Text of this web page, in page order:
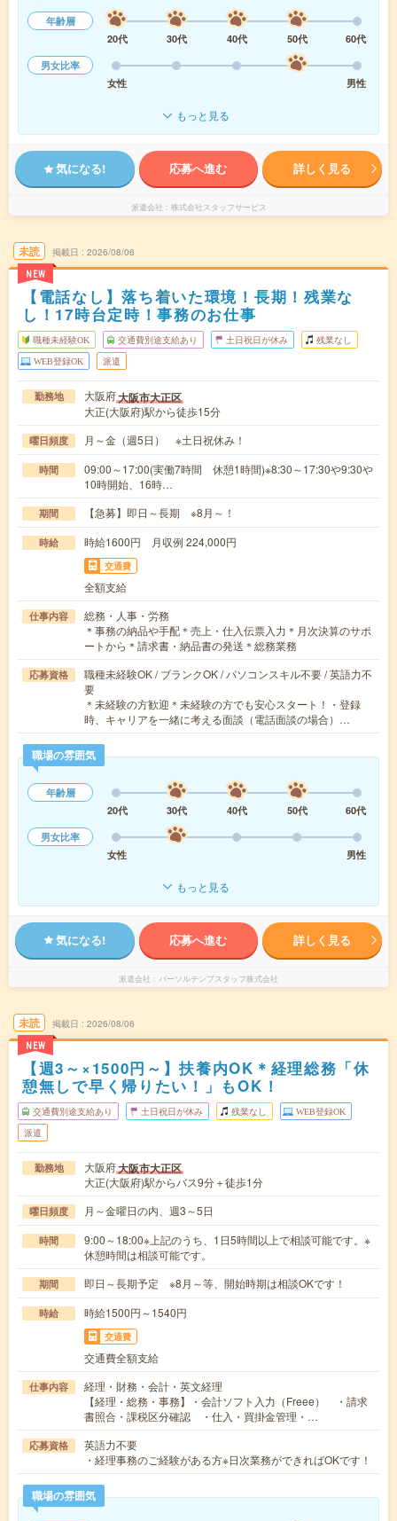
年齢層
20代
30代 40代 50代
60代
男女比率
女性
男性
もっと見る
気になる! 応募へ進む 詳しく見る
派遣会社 株式会社スタッフサービス
未読
NEW
掲載日 2026/08/06
【電話なし】落ち着いた環境！長期！残業な
し！17時台定時！事務のお仕事
職種未経験OK 交通費別途支給あり 土日祝日が休み 残業なし
WEB登録OK 派遣
勤務地 大阪府大阪市大正区
大正(大阪府)駅から徒歩15分
曜日頻度 月～金（週5日） ※土日祝休み！
時間
09:00～17:00(実働7時間 休憩1時間)※8:30～17:30や9:30や
10時開始、16時…
期間 【急募】即日～長期 ※8月～！
時給 時給1600円 月収例 224,000円
交通費
全額支給
仕事内容
総務・人事・労務
＊事務の納品や手配＊売上・仕入伝票入力＊月次決算のサポ
ートから＊請求書・納品書の発送＊総務業務
応募資格
職種未経験OK / ブランクOK / パソコンスキル不要 / 英語力不
要
＊未経験の方歓迎＊未経験の方でも安心スタート！・登録
時、キャリアを一緒に考える面談（電話面談の場合）…
職場の雰囲気
年齢層
20代
30代 40代 50代
60代
男女比率
女性
男性
もっと見る
気になる! 応募へ進む 詳しく見る
派遣会社 パーソルテンプスタッフ株式会社
未読
NEW
掲載日 2026/08/06
【週3～×1500円～】扶養内OK＊経理総務「休
憩無しで早く帰りたい！」もOK！
交通費別途支給あり 土日祝日が休み 残業なし WEB登録OK
派遣
勤務地 大阪府大阪市大正区
大正(大阪府)駅からバス9分＋徒歩1分
曜日頻度 月～金曜日の内、週3～5日
時間
9:00～18:00※上記のうち、1日5時間以上で相談可能です。※
休憩時間は相談可能です。
期間 即日～長期予定 ※8月～等、開始時期は相談OKです！
時給 時給1500円～1540円
交通費
交通費全額支給
仕事内容
経理・財務・会計・英文経理
【経理・総務・事務】・会計ソフト入力（Freee） ・請求
書照合・課税区分確認 ・仕入・買掛金管理・…
応募資格
英語力不要
・経理事務のご経験がある方※日次業務ができればOKです！
職場の雰囲気